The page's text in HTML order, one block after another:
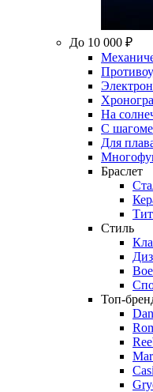
До 10 000 ₽
На
С
Для
Браслет
Стиль
Топ-